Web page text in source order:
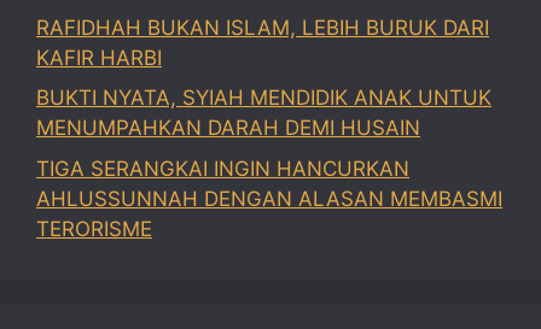
RAFIDHAH BUKAN ISLAM, LEBIH BURUK DARI
KAFIR HARBI
BUKTI NYATA, SYIAH MENDIDIK ANAK UNTUK
MENUMPAHKAN DARAH DEMI HUSAIN
TIGA SERANGKAI INGIN HANCURKAN
AHLUSSUNNAH DENGAN ALASAN MEMBASMI
TERORISME